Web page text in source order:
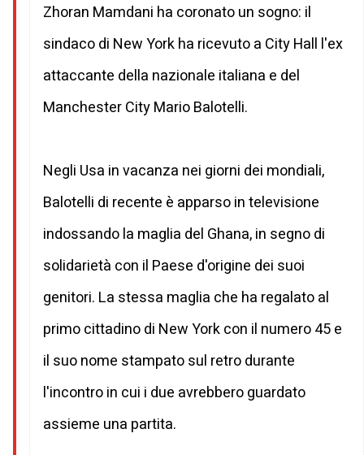
Zhoran Mamdani ha coronato un sogno: il
sindaco di New York ha ricevuto a City Hall l'ex
attaccante della nazionale italiana e del
Manchester City Mario Balotelli.
Negli Usa in vacanza nei giorni dei mondiali,
Balotelli di recente è apparso in televisione
indossando la maglia del Ghana, in segno di
solidarietà con il Paese d'origine dei suoi
genitori. La stessa maglia che ha regalato al
primo cittadino di New York con il numero 45 e
il suo nome stampato sul retro durante
l'incontro in cui i due avrebbero guardato
assieme una partita.